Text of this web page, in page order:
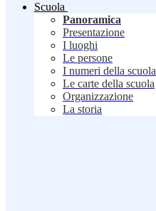
Scuola
Panoramica
Presentazione
I luoghi
Le persone
I numeri della scuola
Le carte della scuola
Organizzazione
La storia